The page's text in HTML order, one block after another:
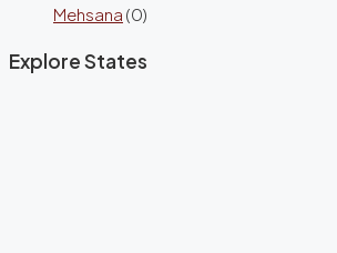
Mehsana (0)
Explore States